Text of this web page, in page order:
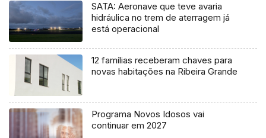
SATA: Aeronave que teve avaria
hidráulica no trem de aterragem já
está operacional
12 famílias receberam chaves para
novas habitações na Ribeira Grande
Programa Novos Idosos vai
continuar em 2027